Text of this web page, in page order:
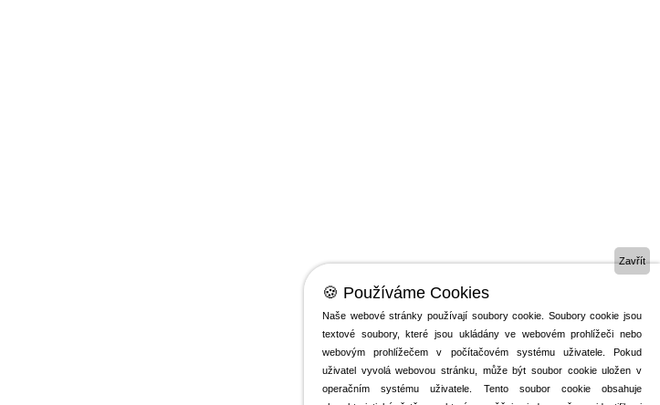
Zavřít
🍪 Používáme Cookies
Naše webové stránky používají soubory cookie. Soubory cookie jsou
textové soubory, které jsou ukládány ve webovém prohlížeči nebo
webovým prohlížečem v počítačovém systému uživatele. Pokud
uživatel vyvolá webovou stránku, může být soubor cookie uložen v
operačním systému uživatele. Tento soubor cookie obsahuje